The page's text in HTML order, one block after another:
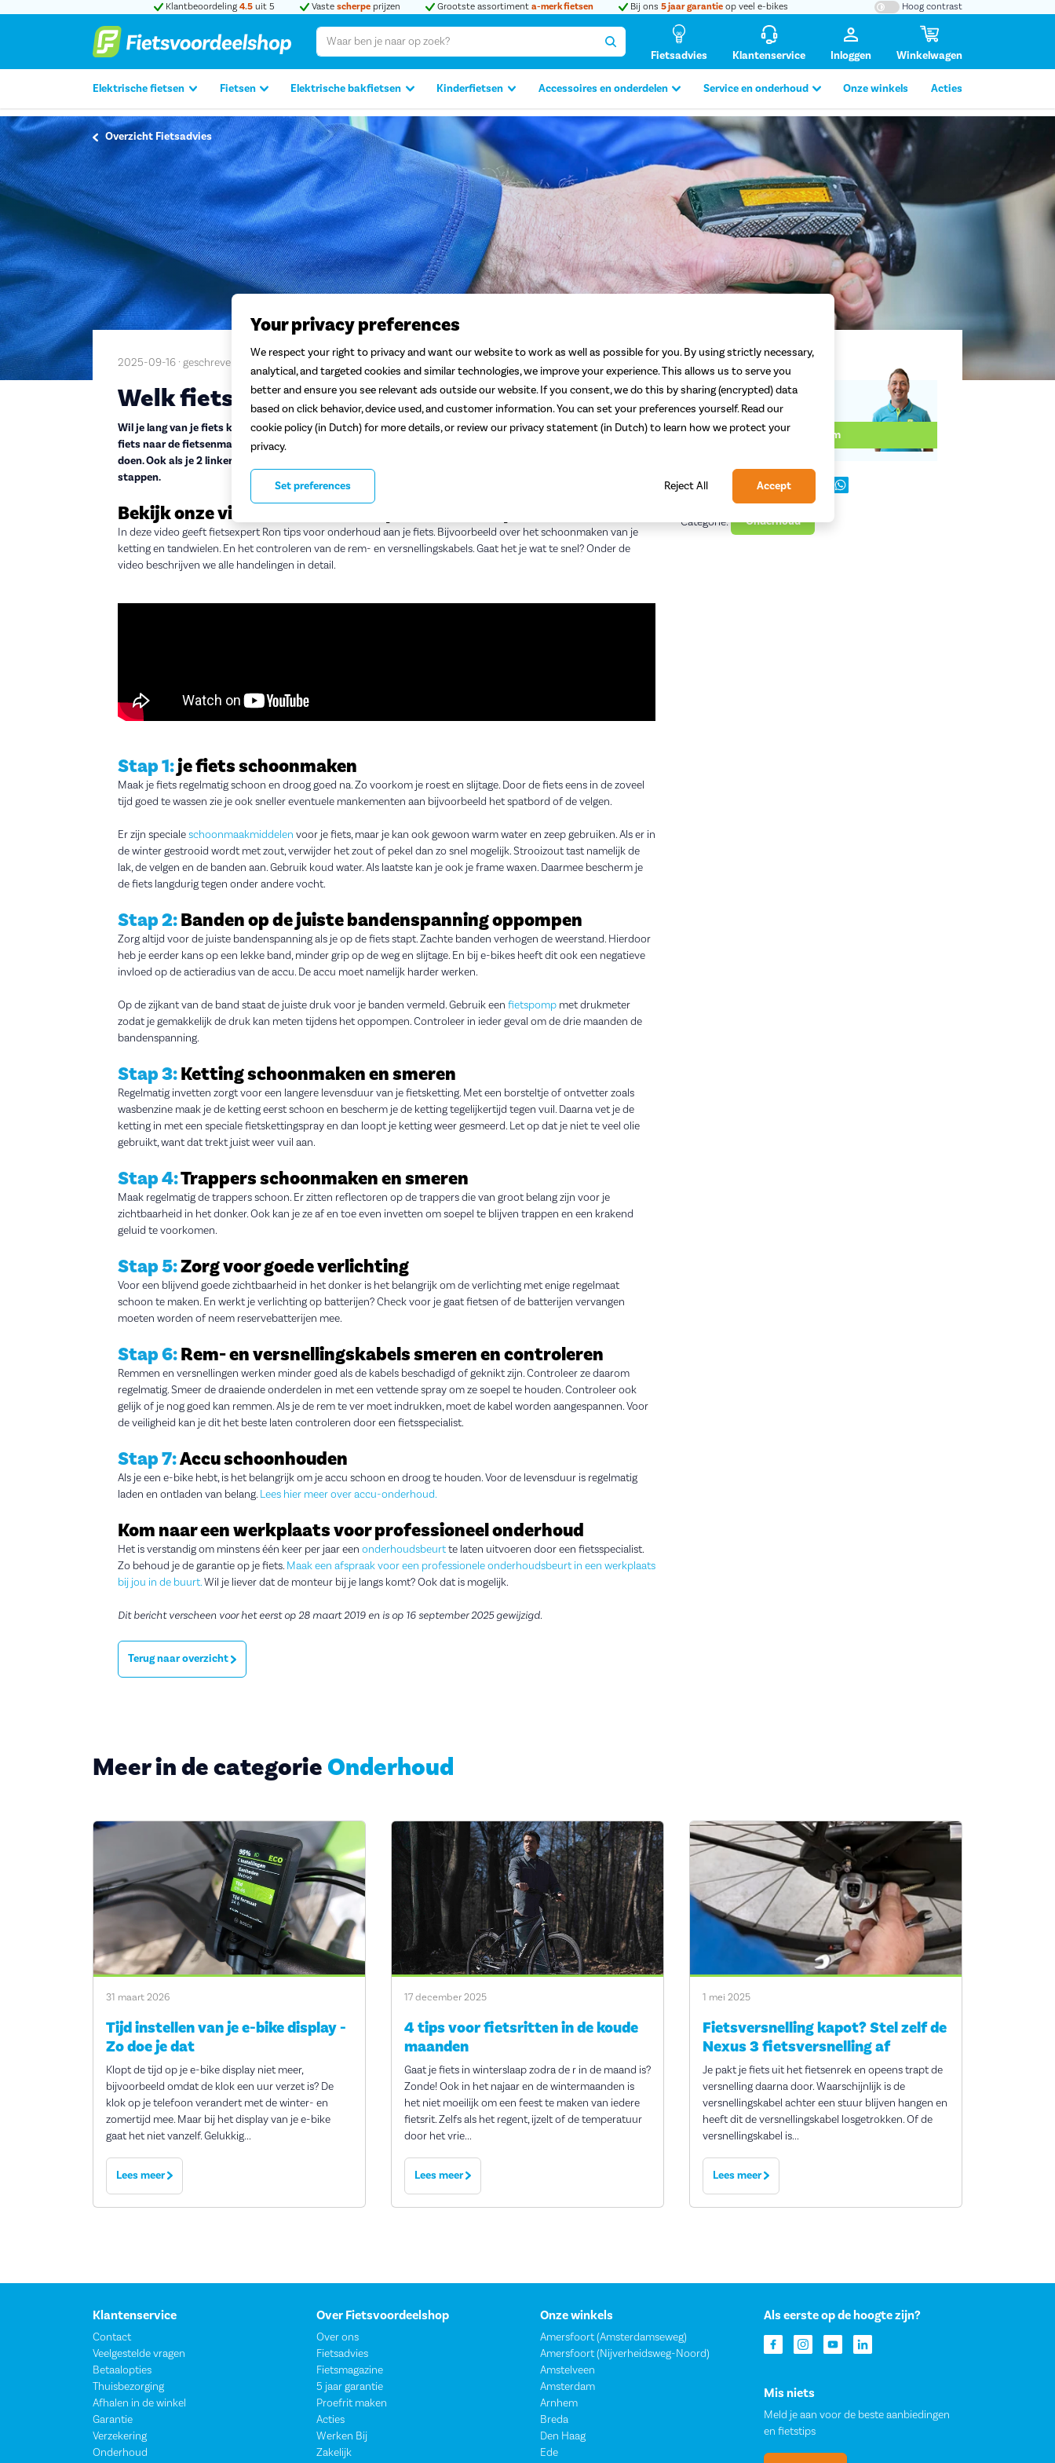
Klantbeoordeling 4.5 uit 5 Vaste scherpe prijzen Grootste assortiment a-merk fietsen Bij ons 5 jaar garantie op veel e-bikes Hoog contrast
Fietsadvies Klantenservice Inloggen Winkelwagen
Elektrische fietsen Fietsen Elektrische bakfietsen Kinderfietsen Accessoires en onderdelen Service en onderhoud Onze winkels Acties
Overzicht Fietsadvies
2025-09-16 · geschreven door Tim
Welk fietsonderhoud kan je goed zelf doen?
Wil je lang van je fiets kunnen genieten? Zorg dan dat je fiets regelmatig onderhoud krijgt. Natuurlijk kan je je
fiets naar de fietsenmaker brengen voor een servicebeurt, maar veel klein onderhoud kan je ook prima zelf
doen. Ook als je 2 linkerhanden hebt. In dit artikel lees je hoe je je eigen onderhoudsbeurt uitvoert, in 7
stappen.
Bekijk onze video: onderhoudstips van fietsexpert Ron
In deze video geeft fietsexpert Ron tips voor onderhoud aan je fiets. Bijvoorbeeld over het schoonmaken van je
ketting en tandwielen. En het controleren van de rem- en versnellingskabels. Gaat het je wat te snel? Onder de
video beschrijven we alle handelingen in detail.
Stap 1:je fiets schoonmaken
Maak je fiets regelmatig schoon en droog goed na. Zo voorkom je roest en slijtage. Door de fiets eens in de zoveel
tijd goed te wassen zie je ook sneller eventuele mankementen aan bijvoorbeeld het spatbord of de velgen.
Er zijn specialeschoonmaakmiddelen voor je fiets, maar je kan ook gewoon warm water en zeep gebruiken. Als er in
de winter gestrooid wordt met zout, verwijder het zout of pekel dan zo snel mogelijk. Strooizout tast namelijk de
lak, de velgen en de banden aan. Gebruik koud water. Als laatste kan je ook je frame waxen. Daarmee bescherm je
de fiets langdurig tegen onder andere vocht.
Stap 2:Banden op de juiste bandenspanning oppompen
Zorg altijd voor de juiste bandenspanning als je op de fiets stapt. Zachte banden verhogen de weerstand. Hierdoor
heb je eerder kans op een lekke band, minder grip op de weg en slijtage. En bij e-bikes heeft dit ook een negatieve
invloed op de actieradius van de accu. De accu moet namelijk harder werken.
Op de zijkant van de band staat de juiste druk voor je banden vermeld. Gebruik een fietspomp met drukmeter
zodat je gemakkelijk de druk kan meten tijdens het oppompen. Controleer in ieder geval om de drie maanden de
bandenspanning.
Stap 3:Ketting schoonmaken en smeren
Regelmatig invetten zorgt voor een langere levensduur van je fietsketting. Met een borsteltje of ontvetter zoals
wasbenzine maak je de ketting eerst schoon en bescherm je de ketting tegelijkertijd tegen vuil. Daarna vet je de
ketting in met een speciale fietskettingspray en dan loopt je ketting weer gesmeerd. Let op dat je niet te veel olie
gebruikt, want dat trekt juist weer vuil aan.
Stap 4:Trappers schoonmaken en smeren
Maak regelmatig de trappers schoon. Er zitten reflectoren op de trappers die van groot belang zijn voor je
zichtbaarheid in het donker. Ook kan je ze af en toe even invetten om soepel te blijven trappen en een krakend
geluid te voorkomen.
Stap 5:Zorg voor goede verlichting
Voor een blijvend goede zichtbaarheid in het donker is het belangrijk om de verlichting met enige regelmaat
schoon te maken. En werkt je verlichting op batterijen? Check voor je gaat fietsen of de batterijen vervangen
moeten worden of neem reservebatterijen mee.
Stap 6:Rem- en versnellingskabels smeren en controleren
Remmen en versnellingen werken minder goed als de kabels beschadigd of geknikt zijn. Controleer ze daarom
regelmatig. Smeer de draaiende onderdelen in met een vettende spray om ze soepel te houden. Controleer ook
gelijk of je nog goed kan remmen. Als je de rem te ver moet indrukken, moet de kabel worden aangespannen. Voor
de veiligheid kan je dit het beste laten controleren door een fietsspecialist.
Stap 7:Accu schoonhouden
Als je een e-bike hebt, is het belangrijk om je accu schoon en droog te houden. Voor de levensduur is regelmatig
laden en ontladen van belang. Lees hier meer over accu-onderhoud.
Kom naar een werkplaats voor professioneel onderhoud
Het is verstandig om minstens één keer per jaar een onderhoudsbeurtte laten uitvoeren door een fietsspecialist.
Zo behoud je de garantie op je fiets. Maak een afspraak voor een professionele onderhoudsbeurt in een werkplaats
bij jou in de buurt.Wil je liever dat de monteur bij je langs komt? Ook dat is mogelijk.
Dit bericht verscheen voor het eerst op 28 maart 2019 en is op 16 september 2025 gewijzigd.
Terug naar overzicht
Geschreven door:
Tim
Deel dit bericht:
Categorie: Onderhoud
Meer in de categorieOnderhoud
31 maart 2026
Tijd instellen van je e-bike display -
Zo doe je dat
Klopt de tijd op je e-bike display niet meer,
bijvoorbeeld omdat de klok een uur verzet is? De
klok op je telefoon verandert met de winter- en
zomertijd mee. Maar bij het display van je e-bike
gaat het niet vanzelf. Gelukkig...
Lees meer
17 december 2025
4 tips voor fietsritten in de koude
maanden
Gaat je fiets in winterslaap zodra de r in de maand is?
Zonde! Ook in het najaar en de wintermaanden is
het niet moeilijk om een feest te maken van iedere
fietsrit. Zelfs als het regent, ijzelt of de temperatuur
door het vrie...
Lees meer
1 mei 2025
Fietsversnelling kapot? Stel zelf de
Nexus 3 fietsversnelling af
Je pakt je fiets uit het fietsenrek en opeens trapt de
versnelling daarna door. Waarschijnlijk is de
versnellingskabel achter een stuur blijven hangen en
heeft dit de versnellingskabel losgetrokken. Of de
versnellingskabel is...
Lees meer
Klantenservice
Contact
Veelgestelde vragen
Betaalopties
Thuisbezorging
Afhalen in de winkel
Garantie
Verzekering
Onderhoud
Over Fietsvoordeelshop
Over ons
Fietsadvies
Fietsmagazine
5 jaar garantie
Proefrit maken
Acties
Werken Bij
Zakelijk
Onze winkels
Amersfoort (Amsterdamseweg)
Amersfoort (Nijverheidsweg-Noord)
Amstelveen
Amsterdam
Arnhem
Breda
Den Haag
Ede
Als eerste op de hoogte zijn?
Mis niets
Meld je aan voor de beste aanbiedingen
en fietstips
Your privacy preferences
We respect your right to privacy and want our website to work as well as possible for you. By using strictly necessary,
analytical, and targeted cookies and similar technologies, we improve your experience. This allows us to serve you
better and ensure you see relevant ads outside our website. If you consent, we do this by sharing (encrypted) data
based on click behavior, device used, and customer information. You can set your preferences yourself. Read our
cookie policy (in Dutch) for more details, or review our privacy statement (in Dutch) to learn how we protect your
privacy.
Reject All Accept
Set preferences